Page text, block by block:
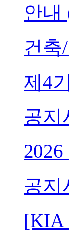
안내
건축
제4
공지
공지
[KIA